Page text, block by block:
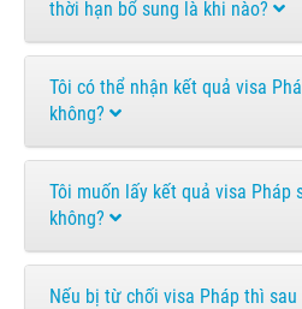
thời hạn bổ sung là khi nào?
Tôi có thể nhận kết quả visa
không?
Tôi muốn lấy kết quả visa Pháp
không?
Nếu bị từ chối visa Pháp thì